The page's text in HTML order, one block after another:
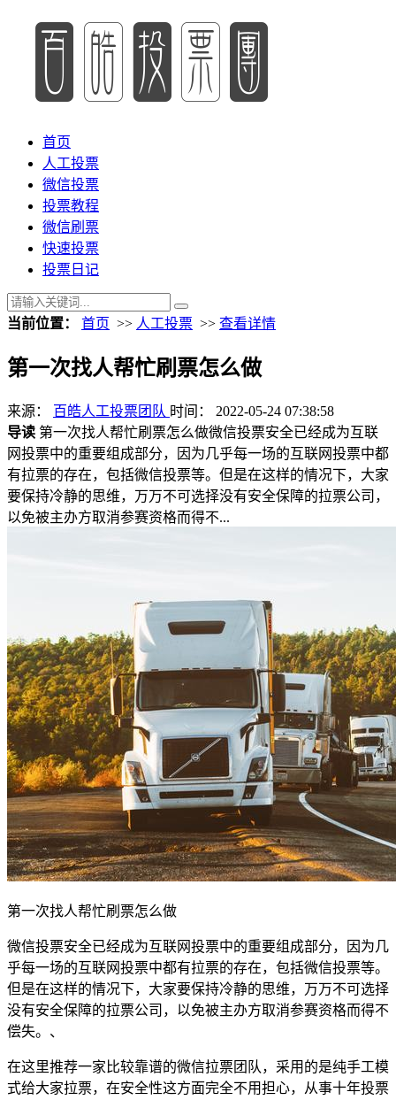
首页
人工投票
微信投票
投票教程
微信刷票
快速投票
投票日记
当前位置： 首页 >> 人工投票 >> 查看详情
第一次找人帮忙刷票怎么做
来源： 百皓人工投票团队 时间： 2022-05-24 07:38:58
导读 第一次找人帮忙刷票怎么做微信投票安全已经成为互联
网投票中的重要组成部分，因为几乎每一场的互联网投票中都
有拉票的存在，包括微信投票等。但是在这样的情况下，大家
要保持冷静的思维，万万不可选择没有安全保障的拉票公司，
以免被主办方取消参赛资格而得不...
第一次找人帮忙刷票怎么做
微信投票安全已经成为互联网投票中的重要组成部分，因为几
乎每一场的互联网投票中都有拉票的存在，包括微信投票等。
但是在这样的情况下，大家要保持冷静的思维，万万不可选择
没有安全保障的拉票公司，以免被主办方取消参赛资格而得不
偿失。、
在这里推荐一家比较靠谱的微信拉票团队，采用的是纯手工模
式给大家拉票，在安全性这方面完全不用担心，从事十年投票